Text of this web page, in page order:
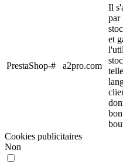
PrestaShop-# a2pro.com
Il
par
et
Cookies publicitaires
Non